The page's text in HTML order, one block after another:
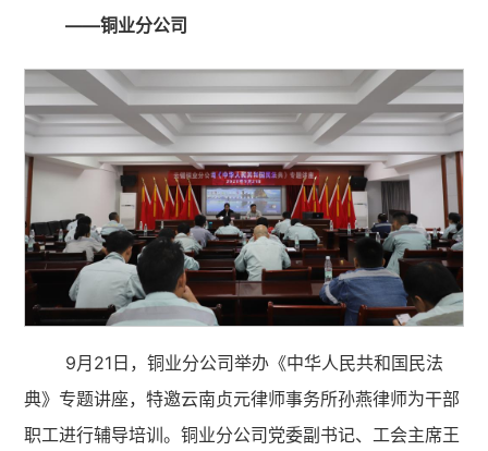
——铜业分公司
9月21日，铜业分公司举办《中华人民共和国民法
典》专题讲座，特邀云南贞元律师事务所孙燕律师为干部
职工进行辅导培训。铜业分公司党委副书记、工会主席王